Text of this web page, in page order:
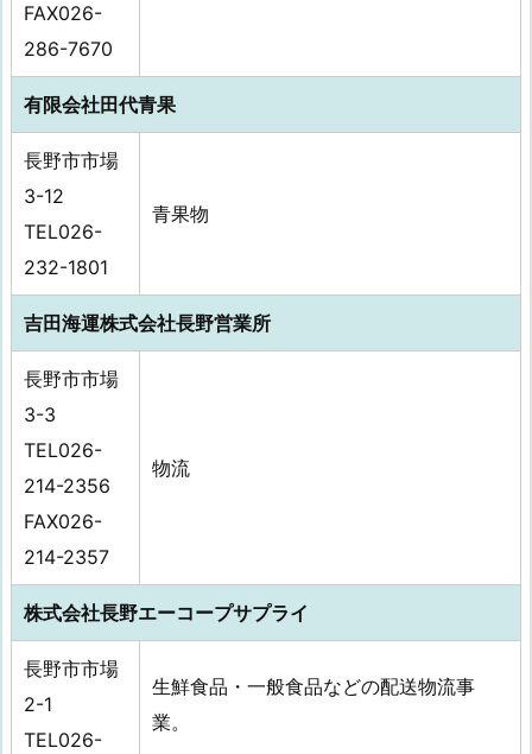
FAX026-
286-7670
有限会社田代青果
長野市市場
3-12
TEL026-
232-1801
青果物
吉田海運株式会社長野営業所
長野市市場
3-3
TEL026-
214-2356
FAX026-
214-2357
物流
株式会社長野エーコープサプライ
長野市市場
2-1
TEL026-
生鮮食品・一般食品などの配送物流事
業。